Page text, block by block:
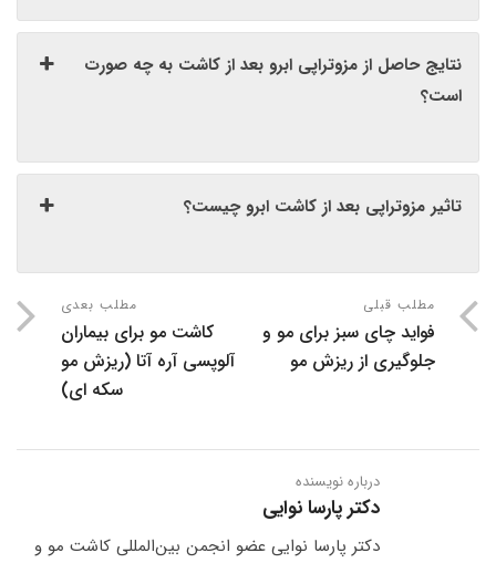
نتایج حاصل از مزوتراپی ابرو بعد از کاشت به چه صورت
است؟
تاثیر مزوتراپی بعد از کاشت ابرو چیست؟
مطلب قبلی
فواید چای سبز برای مو و
جلوگیری از ریزش مو
مطلب بعدی
کاشت مو برای بیماران
آلوپسی آره آتا (ریزش مو
سکه ای)
درباره نویسنده
دکتر پارسا نوایی
دکتر پارسا نوایی عضو انجمن بین‌المللی کاشت مو و